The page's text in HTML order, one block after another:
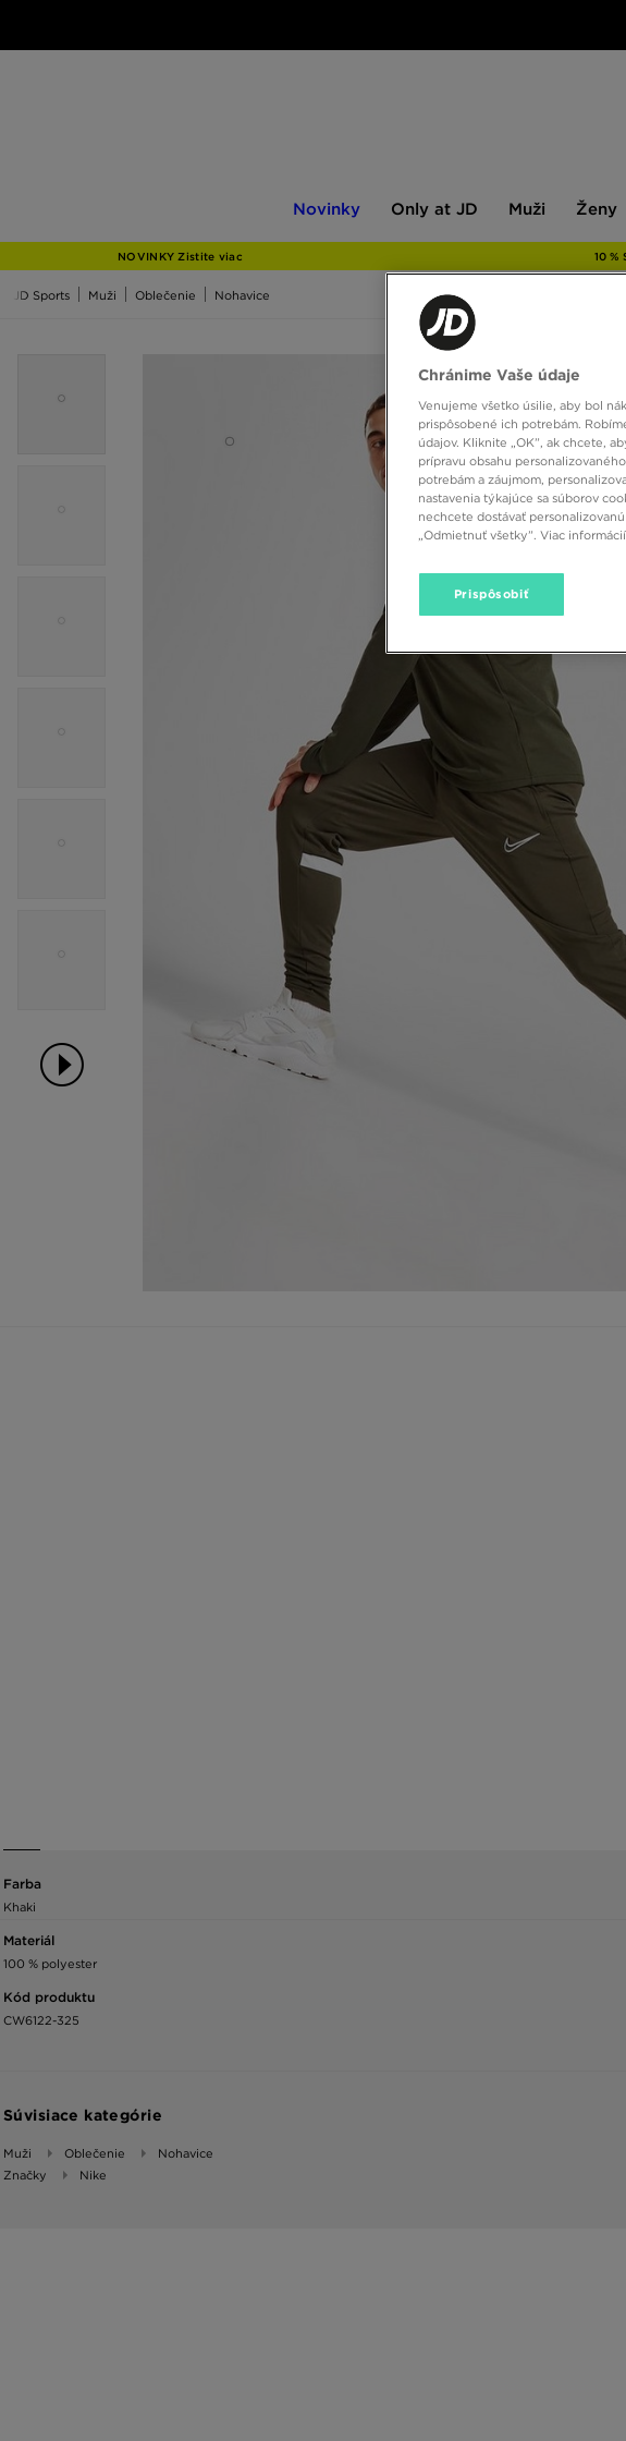
Novinky
JD
Only at JD Muži Ženy
NOVINKY Zistite viac 10 %
JD Sports Muži Oblečenie Nohavice
Farba
Khaki
Materiál
100 % polyester
Kód produktu
CW6122-325
Súvisiace kategórie
Muži Oblečenie
Nohavice
Značky
Nike
Chránime Vaše údaje
Venujeme všetko úsilie, aby bol
prispôsobené ich potrebám.
údajov. Kliknite „OK”, ak chcete,
prípravu obsahu
potrebám a záujmom,
nastavenia týkajúce sa súborov
nechcete dostávať
„Odmietnuť všetky”. Viac
Prispôsobiť